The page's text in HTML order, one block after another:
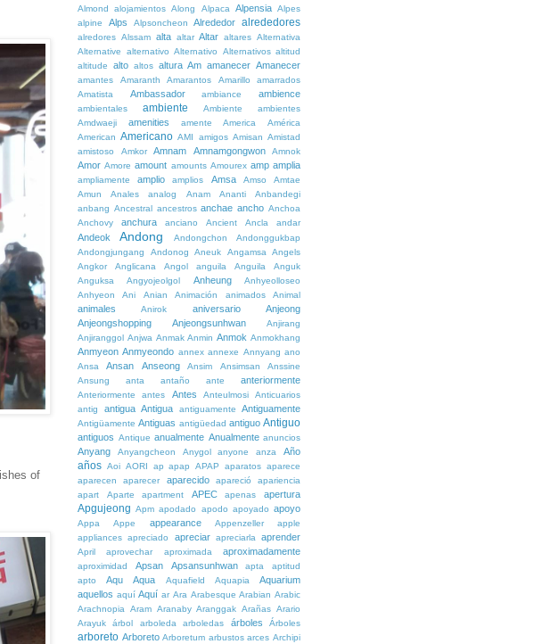
of
Almond alojamientos Along Alpaca Alpensia Alpes
alpine
Alps Alpsoncheon Alrededor alrededores
alredores Alssam alta altar Altar altares Alternativa
Alternative
alternativo Alternativo Alternativos altitud
altitude
alto altos altura Am amanecer Amanecer
amantes Amaranth Amarantos Amarillo
amarrados
Amatista
Ambassador ambiance ambience
ambientales ambiente Ambiente
ambientes
Amdwaeji
amenities amente America
América
American Americano AMI amigos Amisan Amistad
amistoso
Amkor Amnam Amnamgongwon Amnok
Amor Amore amount amounts Amourex amp amplia
ampliamente amplio amplios Amsa Amso
Amtae
Amun
Anales analog Anam Ananti
Anbandegi
anbang Ancestral ancestros anchae ancho Anchoa
Anchovy
anchura anciano Ancient Ancla andar
Andeok Andong Andongchon
Andonggukbap
Andongjungang
Andonog Aneuk Angamsa
Angels
Angkor
Anglicana Angol anguila Anguila
Anguk
Anguksa
Angyojeolgol Anheung
Anhyeolloseo
Anhyeon
Ani Anian Animación animados Animal
animales Anirok aniversario
Anjeong
Anjeongshopping
Anjeongsunhwan
Anjirang
Anjiranggol Anjwa Anmak Anmin Anmok Anmokhang
Anmyeon Anmyeondo annex annexe Annyang ano
Ansa
Ansan Anseong Ansim Ansimsan
Anssine
Ansung
anta antaño ante anteriormente
Anteriormente antes Antes Anteulmosi
Anticuarios
antig
antigua Antigua antiguamente Antiguamente
Antigüamente Antiguas antigüedad antiguo Antiguo
antiguos Antique anualmente Anualmente anuncios
Anyang Anyangcheon Anygol anyone anza Año
años Aoi AORI ap apap APAP aparatos aparece
aparecen
aparecer aparecido apareció
apariencia
apart
Aparte apartment APEC apenas apertura
Apgujeong Apm apodado apodo apoyado apoyo
Appa Appe appearance Appenzeller
apple
appliances apreciado apreciar apreciarla aprender
April aprovechar aproximada aproximadamente
aproximidad Apsan Apsansunhwan apta
aptitud
apto
Aqu Aqua Aquafield Aquapia
Aquarium
aquellos aquí Aquí ar Ara Arabesque Arabian Arabic
Arachnopia
Aram Aranaby Aranggak Arañas Arario
Arayuk
árbol arboleda arboledas árboles Árboles
arboreto Arboreto Arboretum arbustos arces Archipi